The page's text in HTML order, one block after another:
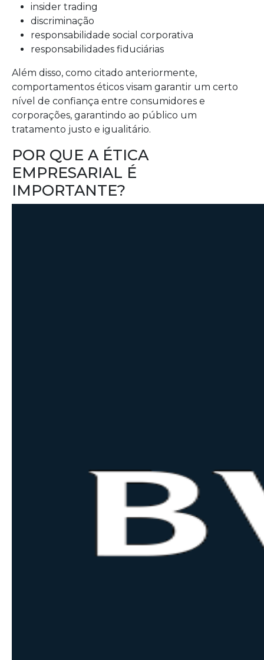
insider trading
discriminação
responsabilidade social corporativa
responsabilidades fiduciárias
Além disso, como citado anteriormente,
comportamentos éticos visam garantir um certo
nível de confiança entre consumidores e
corporações, garantindo ao público um
tratamento justo e igualitário.
POR QUE A ÉTICA
EMPRESARIAL É
IMPORTANTE?